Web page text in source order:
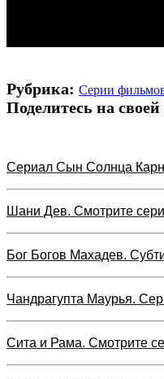
Рубрика: Серии
Поделитесь на
Сериал Сын Солнца
Шани Дев. Смотрите
Бог Богов Махадев.
Чандрагупта Маурья.
Сита и Рама. Смотрите